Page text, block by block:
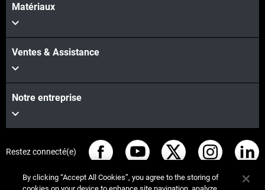
Matériaux
Ventes & Assistance
Notre entreprise
Restez connecté(e)
By clicking “Accept All Cookies”, you agree to the storing of